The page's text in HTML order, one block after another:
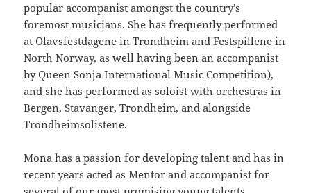
popular accompanist amongst the country’s
foremost musicians. She has frequently performed
at Olavsfestdagene in Trondheim and Festspillene in
North Norway, as well having been an accompanist
by Queen Sonja International Music Competition),
and she has performed as soloist with orchestras in
Bergen, Stavanger, Trondheim, and alongside
Trondheimsolistene.
Mona has a passion for developing talent and has in
recent years acted as Mentor and accompanist for